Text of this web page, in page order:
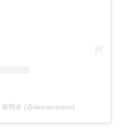
明奈 (@akinaminami)